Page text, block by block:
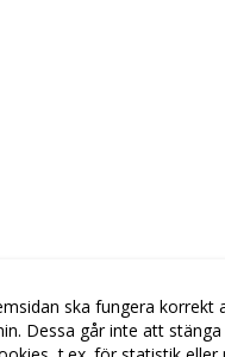
ska fungera korrekt
Dessa går inte att